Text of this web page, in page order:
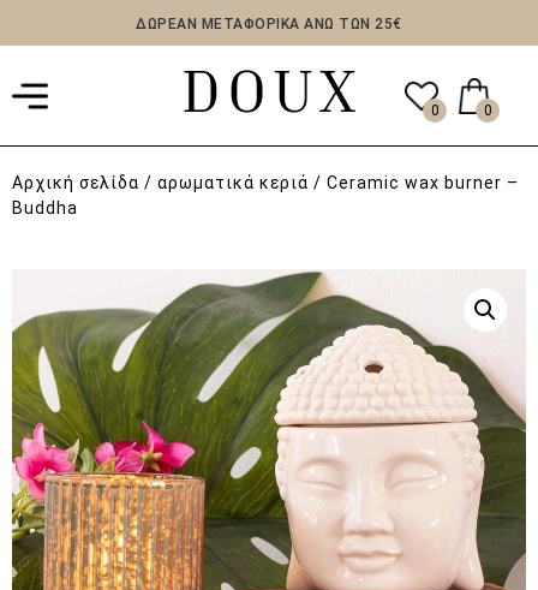
ΔΩΡΕΑΝ ΜΕΤΑΦΟΡΙΚΑ ΑΝΩ ΤΩΝ 25€
0 0
Αρχική σελίδα / αρωματικά κεριά / Ceramic wax burner –
Buddha